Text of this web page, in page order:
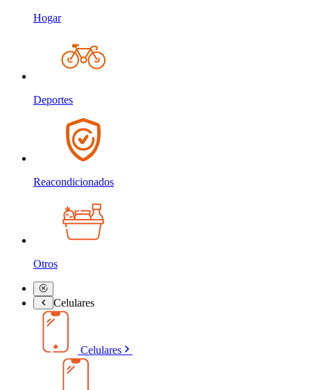
Hogar
Deportes
Reacondicionados
Otros
Celulares
Celulares